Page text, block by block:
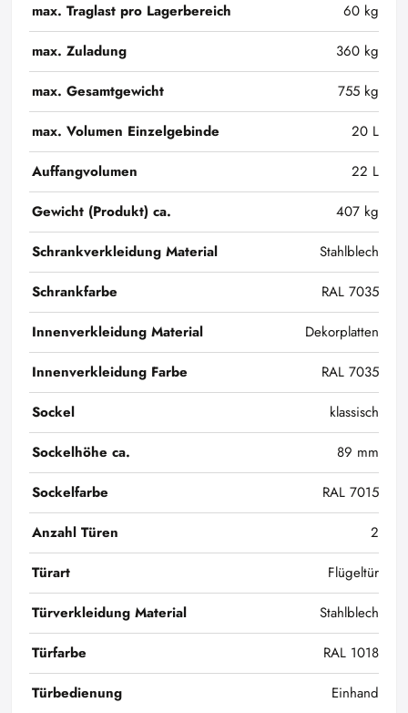
max. Traglast pro Lagerbereich
60 kg
max. Zuladung
360 kg
max. Gesamtgewicht
755 kg
max. Volumen Einzelgebinde
20 L
Auffangvolumen
22 L
Gewicht (Produkt) ca.
407 kg
Schrankverkleidung Material
Stahlblech
Schrankfarbe
RAL 7035
Innenverkleidung Material
Dekorplatten
Innenverkleidung Farbe
RAL 7035
Sockel
klassisch
Sockelhöhe ca.
89 mm
Sockelfarbe
RAL 7015
Anzahl Türen
2
Türart
Flügeltür
Türverkleidung Material
Stahlblech
Türfarbe
RAL 1018
Türbedienung
Einhand